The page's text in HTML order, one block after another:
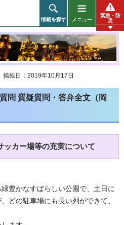
情報を探す メニュー
緊急・防
災
掲載日：2019年10月17日
問 質疑質問・答弁全文（岡
ッカー場等の充実について
豊かなすばらしい公園で、土日に
どの駐車場にも長い列ができて、